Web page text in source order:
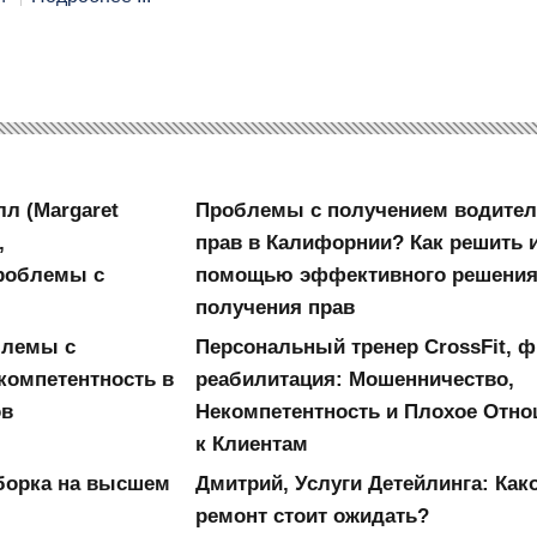
(Margaret
с
Проблемы с получением
прав в Калифорнии? Как решить
помощью эффективного
получения прав
с
в
Персональный тренер CrossFit,
реабилитация: Мошенничество,
Некомпетентность и Плохое
к Клиентам
на высшем
Дмитрий, Услуги Детейлинга:
ремонт стоит ожидать?